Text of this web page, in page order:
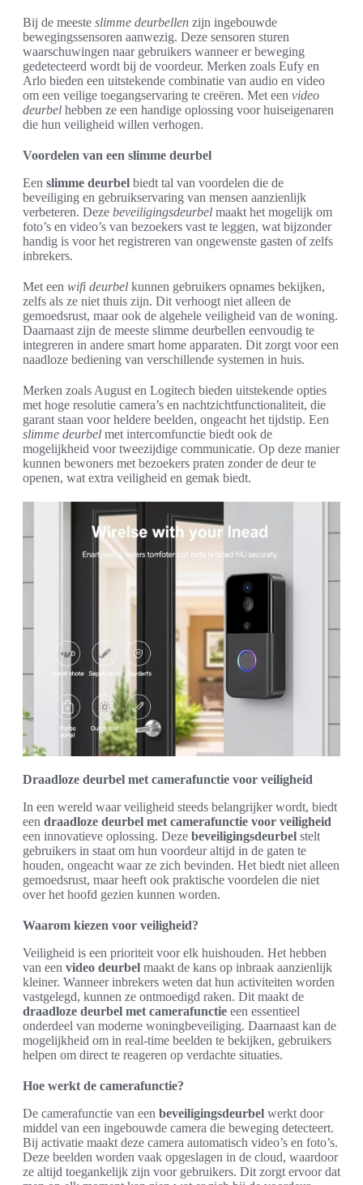
Bij de meeste slimme deurbellen zijn ingebouwde
bewegingssensoren aanwezig. Deze sensoren sturen
waarschuwingen naar gebruikers wanneer er beweging
gedetecteerd wordt bij de voordeur. Merken zoals Eufy en
Arlo bieden een uitstekende combinatie van audio en video
om een veilige toegangservaring te creëren. Met een video
deurbel hebben ze een handige oplossing voor huiseigenaren
die hun veiligheid willen verhogen.
Voordelen van een slimme deurbel
Een slimme deurbel biedt tal van voordelen die de
beveiliging en gebruikservaring van mensen aanzienlijk
verbeteren. Deze beveiligingsdeurbel maakt het mogelijk om
foto’s en video’s van bezoekers vast te leggen, wat bijzonder
handig is voor het registreren van ongewenste gasten of zelfs
inbrekers.
Met een wifi deurbel kunnen gebruikers opnames bekijken,
zelfs als ze niet thuis zijn. Dit verhoogt niet alleen de
gemoedsrust, maar ook de algehele veiligheid van de woning.
Daarnaast zijn de meeste slimme deurbellen eenvoudig te
integreren in andere smart home apparaten. Dit zorgt voor een
naadloze bediening van verschillende systemen in huis.
Merken zoals August en Logitech bieden uitstekende opties
met hoge resolutie camera’s en nachtzichtfunctionaliteit, die
garant staan voor heldere beelden, ongeacht het tijdstip. Een
slimme deurbel met intercomfunctie biedt ook de
mogelijkheid voor tweezijdige communicatie. Op deze manier
kunnen bewoners met bezoekers praten zonder de deur te
openen, wat extra veiligheid en gemak biedt.
Draadloze deurbel met camerafunctie voor veiligheid
In een wereld waar veiligheid steeds belangrijker wordt, biedt
een draadloze deurbel met camerafunctie voor veiligheid
een innovatieve oplossing. Deze beveiligingsdeurbel stelt
gebruikers in staat om hun voordeur altijd in de gaten te
houden, ongeacht waar ze zich bevinden. Het biedt niet alleen
gemoedsrust, maar heeft ook praktische voordelen die niet
over het hoofd gezien kunnen worden.
Waarom kiezen voor veiligheid?
Veiligheid is een prioriteit voor elk huishouden. Het hebben
van een video deurbel maakt de kans op inbraak aanzienlijk
kleiner. Wanneer inbrekers weten dat hun activiteiten worden
vastgelegd, kunnen ze ontmoedigd raken. Dit maakt de
draadloze deurbel met camerafunctie een essentieel
onderdeel van moderne woningbeveiliging. Daarnaast kan de
mogelijkheid om in real-time beelden te bekijken, gebruikers
helpen om direct te reageren op verdachte situaties.
Hoe werkt de camerafunctie?
De camerafunctie van een beveiligingsdeurbel werkt door
middel van een ingebouwde camera die beweging detecteert.
Bij activatie maakt deze camera automatisch video’s en foto’s.
Deze beelden worden vaak opgeslagen in de cloud, waardoor
ze altijd toegankelijk zijn voor gebruikers. Dit zorgt ervoor dat